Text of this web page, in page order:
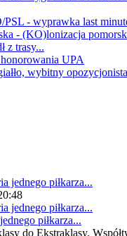
- wyprawka last
- (KO)lonizacja
z trasy...
UPA
wybitny
piłkarza...
do Ekstraklasy.